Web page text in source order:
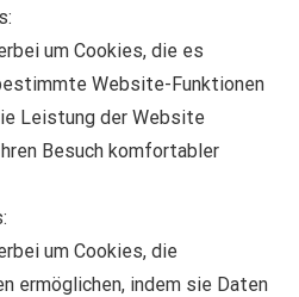
um Cookies, die es
Website-Funktionen
Leistung der Website
Besuch komfortabler
um Cookies, die
ermöglichen, indem sie Daten